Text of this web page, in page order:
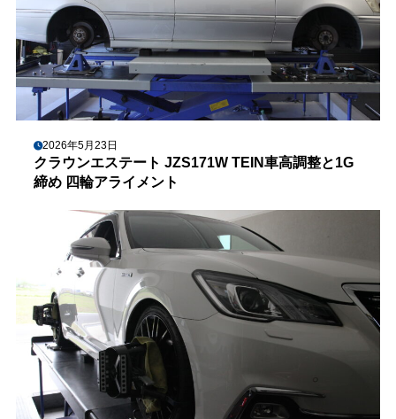
2026年5月23日
クラウンエステート JZS171W TEIN車高調整と1G
締め 四輪アライメント